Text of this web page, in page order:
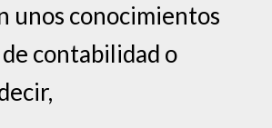
unos conocimientos
contabilidad o